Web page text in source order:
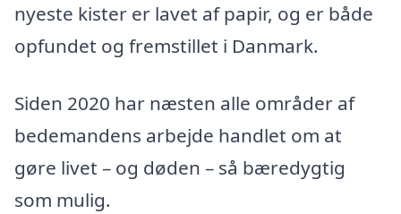
nyeste kister er lavet af papir, og er både
opfundet og fremstillet i Danmark.
Siden 2020 har næsten alle områder af
bedemandens arbejde handlet om at
gøre livet – og døden – så bæredygtig
som mulig.